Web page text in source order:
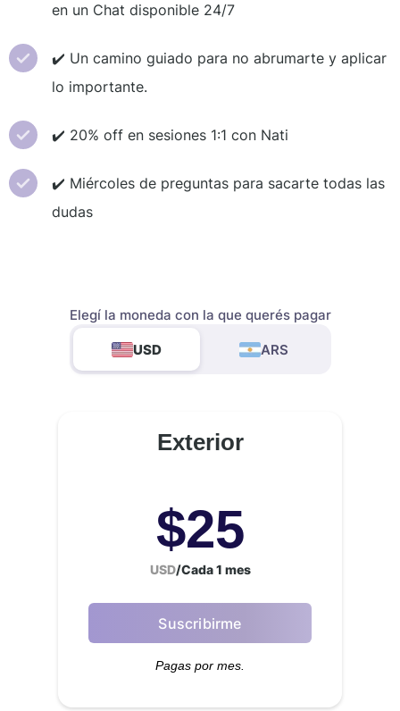
en un Chat disponible 24/7
✔️ Un camino guiado para no abrumarte y aplicar
lo importante.
✔️ 20% off en sesiones 1:1 con Nati
✔️ Miércoles de preguntas para sacarte todas las
dudas
Elegí la moneda con la que querés pagar
USD ARS
Exterior
$25
USD/Cada 1 mes
Suscribirme
Pagas por mes.